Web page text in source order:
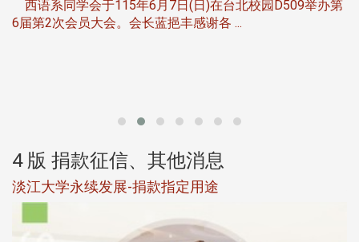
西语系同学会于115年6月7日(日)在台北校园D509举办第
6届第2次会员大会。会长蓝挹丰感谢各 ...
4 版 捐款征信、其他消息
淡江大学永续发展-捐款指定用途